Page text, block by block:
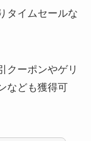
タイムセールな
クーポンやゲリ
なども獲得可